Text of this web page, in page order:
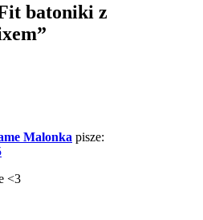
batoniki z
Malonka pisze:
<3